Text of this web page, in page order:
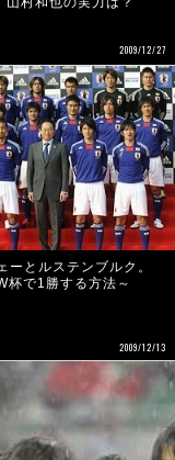
2009/12/27
ーとルステンブルク。
杯で1勝する方法～
2009/12/13